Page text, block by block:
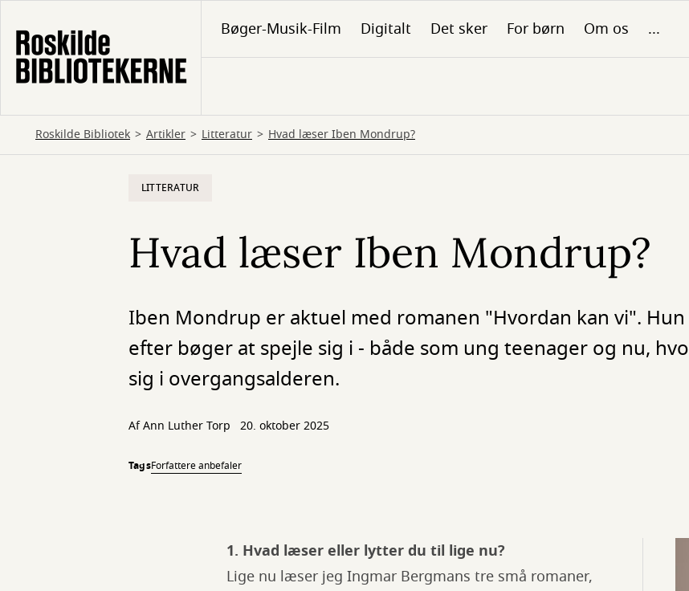
hovedindhold
Bøger-Musik-Film Digitalt Det sker For børn Om os ...
Roskilde Bibliotek Artikler Litteratur Hvad læser Iben Mondrup?
LITTERATUR
Hvad læser Iben Mondrup?
Iben Mondrup er aktuel med romanen "Hvordan kan vi".
efter bøger at spejle sig i - både som ung teenager og nu,
sig i overgangsalderen.
AfAnn Luther Torp 20. oktober 2025
TagsForfattere anbefaler
1. Hvad læser eller lytter du til lige nu?
Lige nu læser jeg Ingmar Bergmans tre små romaner,